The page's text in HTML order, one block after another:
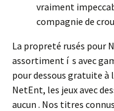
vraiment
compagnie de
La propreté rusés pour
assortiment í s avec
pour dessous gratuite à
NetEnt, les jeux avec
aucun . Nos titres